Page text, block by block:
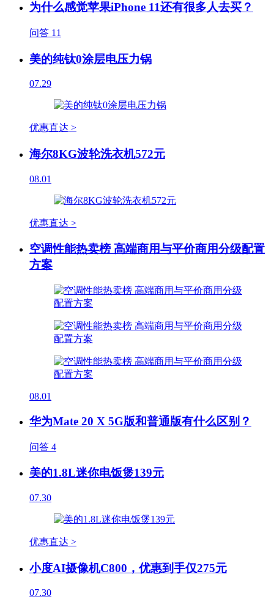
为什么感觉苹果iPhone 11还有很多人去买？
问答 11
美的纯钛0涂层电压力锅
07.29
优惠直达 >
海尔8KG波轮洗衣机572元
08.01
优惠直达 >
空调性能热卖榜 高端商用与平价商用分级配置
方案
08.01
华为Mate 20 X 5G版和普通版有什么区别？
问答 4
美的1.8L迷你电饭煲139元
07.30
优惠直达 >
小度AI摄像机C800，优惠到手仅275元
07.30